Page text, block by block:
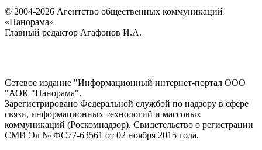
© 2004-2026 Агентство общественных коммуникаций
«Панорама»
Главный редактор Агафонов И.А.
Сетевое издание "Информационный интернет-портал ООО
"АОК "Панорама".
Зарегистрировано Федеральной службой по надзору в сфере
связи, информационных технологий и массовых
коммуникаций (Роскомнадзор). Cвидетельство о регистрации
СМИ Эл № ФС77-63561 от 02 ноября 2015 года.